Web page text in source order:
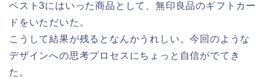
ベスト3にはいった商品として、無印良品のギフトカー
ドをいただいた。
こうして結果が残るとなんかうれしい。今回のような
デザインへの思考プロセスにちょっと自信がでてき
た。